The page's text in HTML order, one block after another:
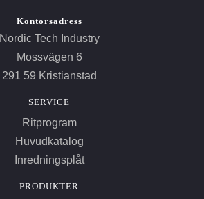
Kontorsadress
Nordic Tech Industry
Mossvägen 6
291 59 Kristianstad
SERVICE
Ritprogram
Huvudkatalog
Inredningsplåt
PRODUKTER